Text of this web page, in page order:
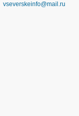
vseverskeinfo@mail.ru